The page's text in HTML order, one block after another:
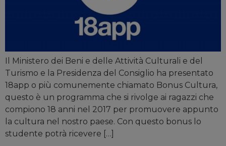
Il Ministero dei Beni e delle Attività Culturali e del
Turismo e la Presidenza del Consiglio ha presentato
18app o più comunemente chiamato Bonus Cultura,
questo è un programma che si rivolge ai ragazzi che
compiono 18 anni nel 2017 per promuovere appunto
la cultura nel nostro paese. Con questo bonus lo
studente potrà ricevere […]